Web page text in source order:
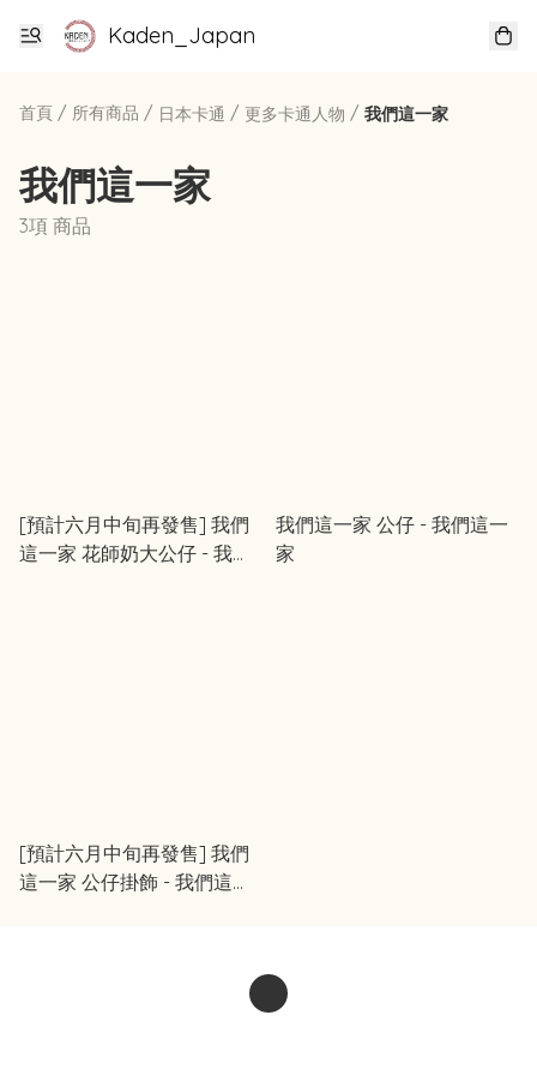
Kaden_Japan
首頁 / 所有商品 / 日本卡通 / 更多卡通人物 / 我們這一家
我們這一家
3項 商品
[預計六月中旬再發售] 我們
這一家 花師奶大公仔 - 我們
我們這一家 公仔 - 我們這一
家
[預計六月中旬再發售] 我們
這一家 公仔掛飾 - 我們這一